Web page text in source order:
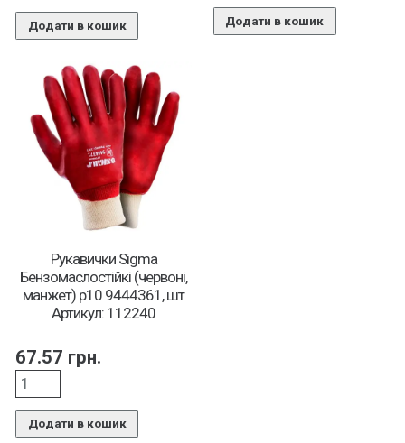
Додати в кошик Додати в кошик
Рукавички Sigma
Бензомаслостійкі (червоні,
манжет) р10 9444361, шт
Артикул: 112240
67.57 грн.
Додати в кошик